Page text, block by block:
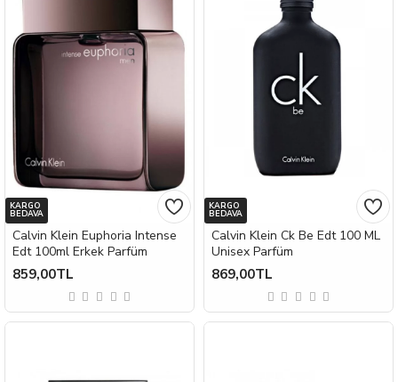
KARGO
BEDAVA
Calvin Klein Euphoria Intense
Edt 100ml Erkek Parfüm
859,00TL
KARGO
BEDAVA
Calvin Klein Ck Be Edt 100 ML
Unisex Parfüm
869,00TL